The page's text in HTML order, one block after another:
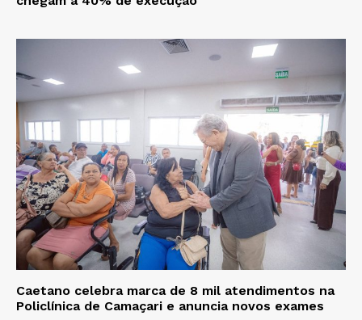
Caetano celebra marca de 8 mil atendimentos na
Policlínica de Camaçari e anuncia novos exames